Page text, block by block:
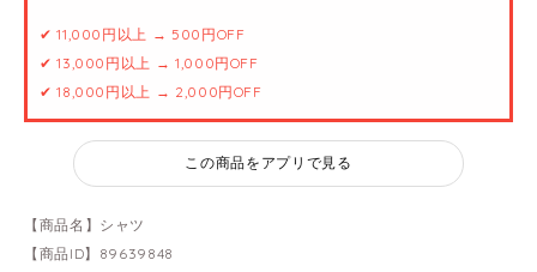
✔ 11,000円以上 → 500円OFF
✔ 13,000円以上 → 1,000円OFF
✔ 18,000円以上 → 2,000円OFF
この商品をアプリで見る
【商品名】シャツ
【商品ID】89639848